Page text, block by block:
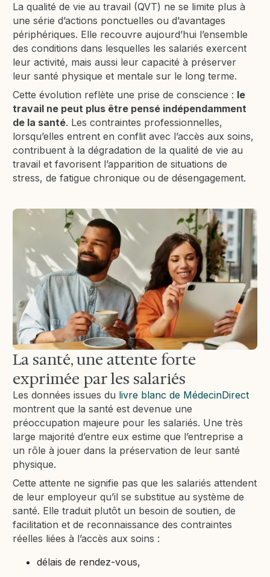
La qualité de vie au travail (QVT) ne se limite plus à
une série d’actions ponctuelles ou d’avantages
périphériques. Elle recouvre aujourd’hui l’ensemble
des conditions dans lesquelles les salariés exercent
leur activité, mais aussi leur capacité à préserver
leur santé physique et mentale sur le long terme.
Cette évolution reflète une prise de conscience : le
travail ne peut plus être pensé indépendamment
de la santé. Les contraintes professionnelles,
lorsqu’elles entrent en conflit avec l’accès aux soins,
contribuent à la dégradation de la qualité de vie au
travail et favorisent l’apparition de situations de
stress, de fatigue chronique ou de désengagement.
La santé, une attente forte
exprimée par les salariés
Les données issues du livre blanc de MédecinDirect
montrent que la santé est devenue une
préoccupation majeure pour les salariés. Une très
large majorité d’entre eux estime que l’entreprise a
un rôle à jouer dans la préservation de leur santé
physique.
Cette attente ne signifie pas que les salariés attendent
de leur employeur qu’il se substitue au système de
santé. Elle traduit plutôt un besoin de soutien, de
facilitation et de reconnaissance des contraintes
réelles liées à l’accès aux soins :
délais de rendez-vous,